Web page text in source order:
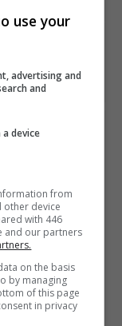
VI é
exibição
use your
advertising and
and
device
from
other device
with 446
and our partners
on the basis
by managing
of this page
in privacy